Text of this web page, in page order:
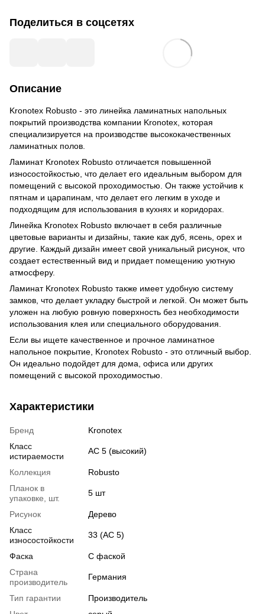
Поделиться в соцсетях
Описание
Kronotex Robusto - это линейка ламинатных напольных
покрытий производства компании Kronotex, которая
специализируется на производстве высококачественных
ламинатных полов.
Ламинат Kronotex Robusto отличается повышенной
износостойкостью, что делает его идеальным выбором для
помещений с высокой проходимостью. Он также устойчив к
пятнам и царапинам, что делает его легким в уходе и
подходящим для использования в кухнях и коридорах.
Линейка Kronotex Robusto включает в себя различные
цветовые варианты и дизайны, такие как дуб, ясень, орех и
другие. Каждый дизайн имеет свой уникальный рисунок, что
создает естественный вид и придает помещению уютную
атмосферу.
Ламинат Kronotex Robusto также имеет удобную систему
замков, что делает укладку быстрой и легкой. Он может быть
уложен на любую ровную поверхность без необходимости
использования клея или специального оборудования.
Если вы ищете качественное и прочное ламинатное
напольное покрытие, Kronotex Robusto - это отличный выбор.
Он идеально подойдет для дома, офиса или других
помещений с высокой проходимостью.
Характеристики
Бренд
Kronotex
Класс
истираемости
АС 5 (высокий)
Коллекция
Robusto
Планок в
упаковке, шт.
5 шт
Рисунок
Дерево
Класс
износостойкости
33 (АС 5)
Фаска
С фаской
Страна
производитель
Германия
Тип гарантии
Производитель